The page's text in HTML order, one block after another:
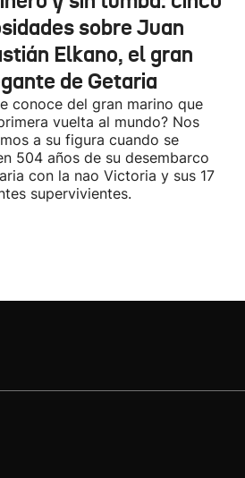
sobre Juan
Elkano, el gran
de Getaria
conoce del gran marino que
vuelta al mundo? Nos
a su figura cuando se
504 años de su desembarco
con la nao Victoria y sus 17
supervivientes.